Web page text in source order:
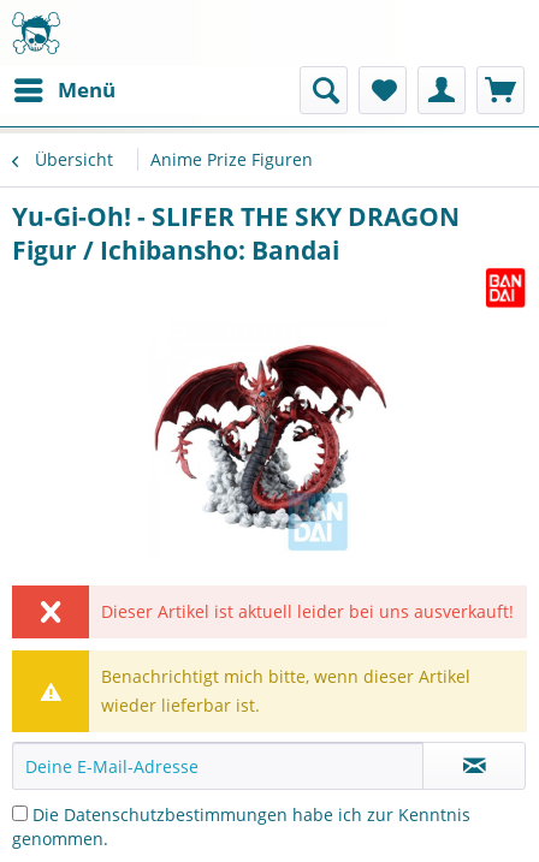
Menü
Übersicht Anime Prize Figuren
Yu-Gi-Oh! - SLIFER THE SKY DRAGON
Figur / Ichibansho: Bandai
Dieser Artikel ist aktuell leider bei uns ausverkauft!
Benachrichtigt mich bitte, wenn dieser Artikel
wieder lieferbar ist.
Die Datenschutzbestimmungen habe ich zur Kenntnis
genommen.